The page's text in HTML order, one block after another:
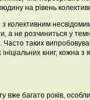
на рівень
з колективним
а не розчиниться у
таких
книг, кожна
вже багато років,